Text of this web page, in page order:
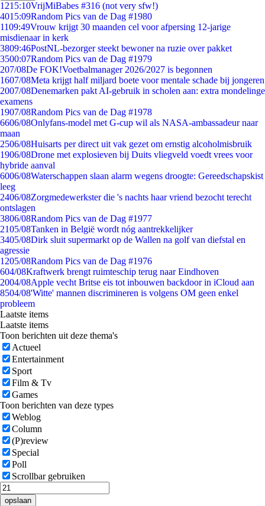
1215:10VrijMiBabes #316 (not very sfw!)
4015:09Random Pics van de Dag #1980
1109:49Vrouw krijgt 30 maanden cel voor afpersing 12-jarige
misdienaar in kerk
3809:46PostNL-bezorger steekt bewoner na ruzie over pakket
3500:07Random Pics van de Dag #1979
207/08De FOK!Voetbalmanager 2026/2027 is begonnen
1607/08Meta krijgt half miljard boete voor mentale schade bij jongeren
2007/08Denemarken pakt AI-gebruik in scholen aan: extra mondelinge
examens
1907/08Random Pics van de Dag #1978
6606/08Onlyfans-model met G-cup wil als NASA-ambassadeur naar
maan
2506/08Huisarts per direct uit vak gezet om ernstig alcoholmisbruik
1906/08Drone met explosieven bij Duits vliegveld voedt vrees voor
hybride aanval
6006/08Waterschappen slaan alarm wegens droogte: Gereedschapskist
leeg
2406/08Zorgmedewerkster die 's nachts haar vriend bezocht terecht
ontslagen
3806/08Random Pics van de Dag #1977
2105/08Tanken in België wordt nóg aantrekkelijker
3405/08Dirk sluit supermarkt op de Wallen na golf van diefstal en
agressie
1205/08Random Pics van de Dag #1976
604/08Kraftwerk brengt ruimteschip terug naar Eindhoven
2004/08Apple vecht Britse eis tot inbouwen backdoor in iCloud aan
8504/08'Witte' mannen discrimineren is volgens OM geen enkel
probleem
Laatste items
Laatste items
Toon berichten uit deze thema's
Actueel
Entertainment
Sport
Film & Tv
Games
Toon berichten van deze types
Weblog
Column
(P)review
Special
Poll
Scrollbar gebruiken
opslaan